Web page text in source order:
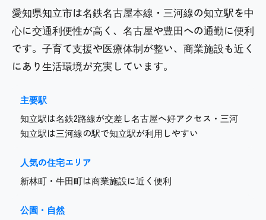
愛知県知立市は名鉄名古屋本線・三河線の知立駅を中
心に交通利便性が高く、名古屋や豊田への通勤に便利
です。子育て支援や医療体制が整い、商業施設も近く
にあり生活環境が充実しています。
主要駅
知立駅は名鉄2路線が交差し名古屋へ好アクセス・三河
知立駅は三河線の駅で知立駅が利用しやすい
人気の住宅エリア
新林町・牛田町は商業施設に近く便利
公園・自然